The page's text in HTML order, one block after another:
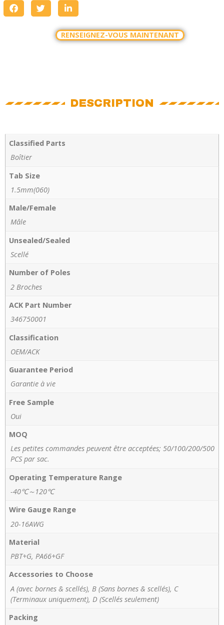
RENSEIGNEZ-VOUS MAINTENANT
DESCRIPTION
Classified Parts
Boîtier
Tab Size
1.5mm(060)
Male/Female
Mâle
Unsealed/Sealed
Scellé
Number of Poles
2 Broches
ACK Part Number
346750001
Classification
OEM/ACK
Guarantee Period
Garantie à vie
Free Sample
Oui
MOQ
Les petites commandes peuvent être acceptées; 50/100/200/500
PCS par sac.
Operating Temperature Range
-40℃～120℃
Wire Gauge Range
20-16AWG
Material
PBT+G, PA66+GF
Accessories to Choose
A (avec bornes & scellés), B (Sans bornes & scellés), C
(Terminaux uniquement), D (Scellés seulement)
Packing